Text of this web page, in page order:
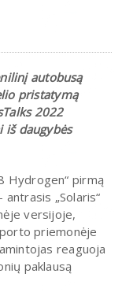
autobusą
pristatymą
2022
iš daugybės
Hydrogen“ pirmą
„Solaris“
versijoje,
priemonėje
reaguoja
paklausą